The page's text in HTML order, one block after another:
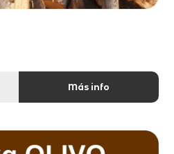
Más info